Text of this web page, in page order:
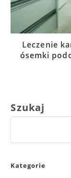
Leczenie
ósemki
Szukaj
Kategorie